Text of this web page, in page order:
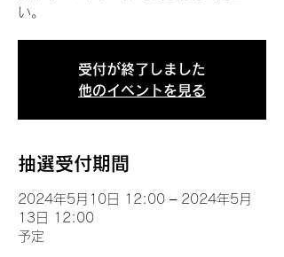
い。
受付が終了しました
他のイベントを見る
抽選受付期間
2024年5月10日 12:00 – 2024年5月
13日 12:00
予定